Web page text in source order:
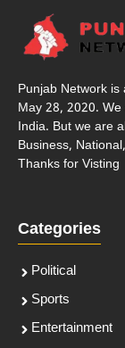
Punjab Network
May 28, 2020.
India. But we are
Business,
Thanks for Visting
Categories
Political
Sports
Entertainment